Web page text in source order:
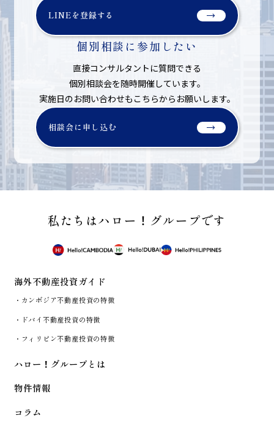
LINEを登録する
個別相談に参加したい
直接コンサルタントに質問できる
個別相談会を随時開催しています。
実施日のお問い合わせもこちらからお願いします。
相談会に申し込む
私たちはハロー ！ グループです
海外不動産投資ガイド
・カンボジア不動産投資の特徴
・ドバイ不動産投資の特徴
・フィリピン不動産投資の特徴
ハロー ！ グループとは
物件情報
コラム